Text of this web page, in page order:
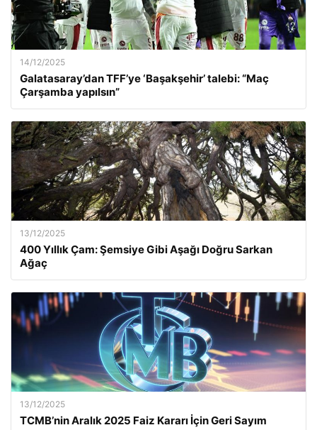
14/12/2025
Galatasaray’dan TFF’ye ‘Başakşehir’ talebi: “Maç
Çarşamba yapılsın”
13/12/2025
400 Yıllık Çam: Şemsiye Gibi Aşağı Doğru Sarkan
Ağaç
13/12/2025
TCMB’nin Aralık 2025 Faiz Kararı İçin Geri Sayım